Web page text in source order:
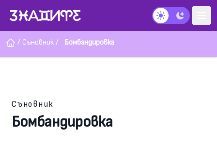
Тъмен режим
/ Съновник / Бомбандировка
Съновник
Бомбандировка